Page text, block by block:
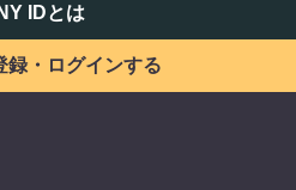
IDとは
録・ログインする